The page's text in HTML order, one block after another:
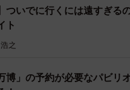
ついでに行くには遠すぎ
ト
之
博」の予約が必要なパビ